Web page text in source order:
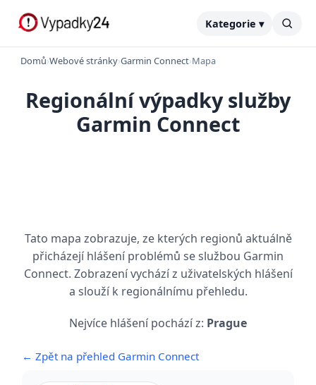
Kategorie ▾
Domů›Webové stránky›Garmin Connect›Mapa
Regionální výpadky služby
Garmin Connect
Tato mapa zobrazuje, ze kterých regionů aktuálně
přicházejí hlášení problémů se službou Garmin
Connect. Zobrazení vychází z uživatelských hlášení
a slouží k regionálnímu přehledu.
Nejvíce hlášení pochází z: Prague
← Zpět na přehled Garmin Connect